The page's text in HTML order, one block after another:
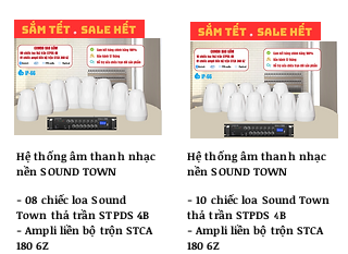
Hệ thống âm thanh nhạc
nền SOUND TOWN
​- 08 chiếc loa Sound
Town thả trần STPDS 4B
- Ampli liền bộ trộn STCA
180 6Z
Hệ thống âm thanh nhạc
nền SOUND TOWN
​- 10 chiếc loa Sound Town
thả trần STPDS 4B
- Ampli liền bộ trộn STCA
180 6Z